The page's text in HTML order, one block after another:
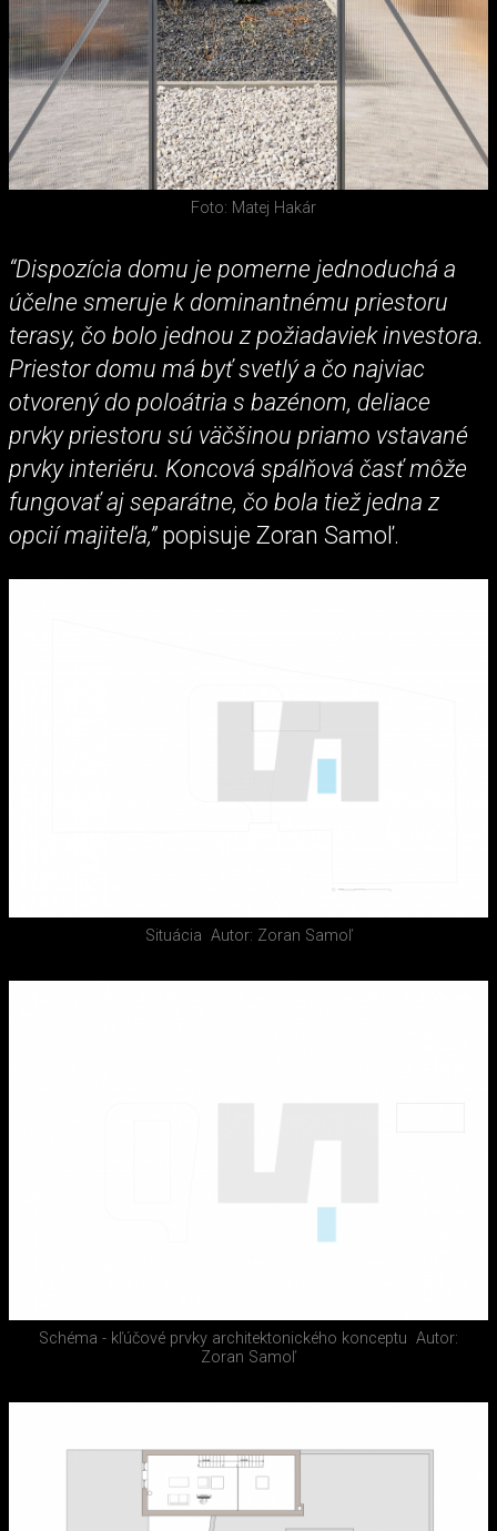
Foto: Matej Hakár
“Dispozícia domu je pomerne jednoduchá a
účelne smeruje k dominantnému priestoru
terasy, čo bolo jednou z požiadaviek investora.
Priestor domu má byť svetlý a čo najviac
otvorený do poloátria s bazénom, deliace
prvky priestoru sú väčšinou priamo vstavané
prvky interiéru. Koncová spálňová časť môže
fungovať aj separátne, čo bola tiež jedna z
opcií majiteľa,”popisuje Zoran Samoľ.
Situácia Autor: Zoran Samoľ
Schéma - kľúčové prvky architektonického konceptu Autor:
Zoran Samoľ